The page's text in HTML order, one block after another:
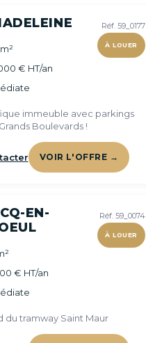
Réf. 59_0177
À LOUER
€ HT/an
immeuble avec parkings
Boulevards !
VOIR L'OFFRE →
Réf. 59_0074
À LOUER
EN-
€ HT/an
du tramway Saint Maur